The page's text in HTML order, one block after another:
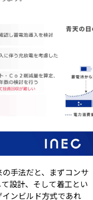
手法だと、まずコンサ
設計、そして着工とい
ンビルド方式であれ